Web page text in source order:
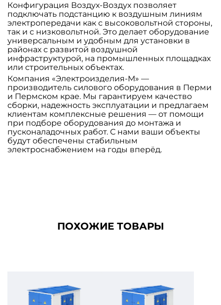
Конфигурация Воздух-Воздух позволяет
подключать подстанцию к воздушным линиям
электропередачи как с высоковольтной стороны,
так и с низковольтной. Это делает оборудование
универсальным и удобным для установки в
районах с развитой воздушной
инфраструктурой, на промышленных площадках
или строительных объектах.
Компания «Электроизделия-М» —
производитель силового оборудования в Перми
и Пермском крае. Мы гарантируем качество
сборки, надежность эксплуатации и предлагаем
клиентам комплексные решения — от помощи
при подборе оборудования до монтажа и
пусконаладочных работ. С нами ваши объекты
будут обеспечены стабильным
электроснабжением на годы вперёд.
ПОХОЖИЕ ТОВАРЫ